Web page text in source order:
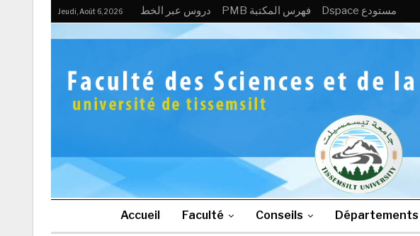
Jeudi, Août 6, 2026 دروس عبر الخط PMB فهرس المكتبة Dspace مستودع
Accueil Faculté Conseils Départements